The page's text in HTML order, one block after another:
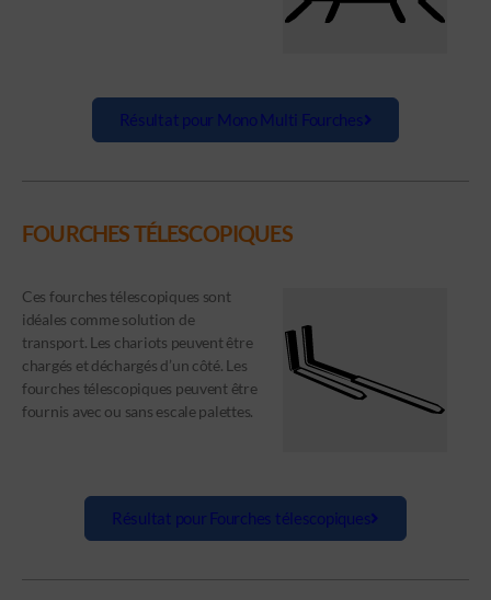
Résultat pour Mono Multi Fourches
FOURCHES TÉLESCOPIQUES
Ces fourches télescopiques sont
idéales comme solution de
transport. Les chariots peuvent être
chargés et déchargés d’un côté. Les
fourches télescopiques peuvent être
fournis avec ou sans escale palettes.
Résultat pour Fourches télescopiques